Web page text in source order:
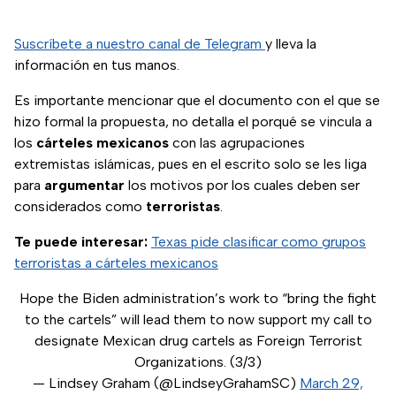
Suscríbete a nuestro canal de Telegram y lleva la
información en tus manos.
Es importante mencionar que el documento con el que se
hizo formal la propuesta, no detalla el porqué se vincula a
los cárteles mexicanos con las agrupaciones
extremistas islámicas, pues en el escrito solo se les liga
para argumentar los motivos por los cuales deben ser
considerados como terroristas.
Te puede interesar: Texas pide clasificar como grupos
terroristas a cárteles mexicanos
Hope the Biden administration’s work to “bring the fight
to the cartels” will lead them to now support my call to
designate Mexican drug cartels as Foreign Terrorist
Organizations. (3/3)
— Lindsey Graham (@LindseyGrahamSC) March 29,